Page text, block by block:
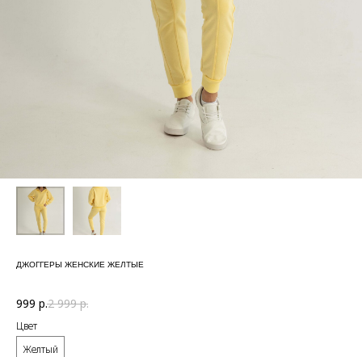
ДЖОГГЕРЫ ЖЕНСКИЕ ЖЕЛТЫЕ
999 р.2 999 р.
Цвет
Желтый